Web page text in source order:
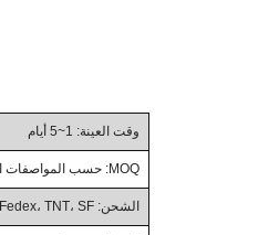
وقت العينة: 1~5 أيام
MOQ: حسب المواصفات التي تحتاجها
الشحن: DHL، UPS، Fedex، TNT، SF أو عن طريق البحر